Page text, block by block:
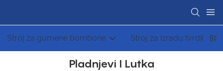
Stroj za gumene bombone Stroj za izradu tvrdih
Pladnjevi I Lutka